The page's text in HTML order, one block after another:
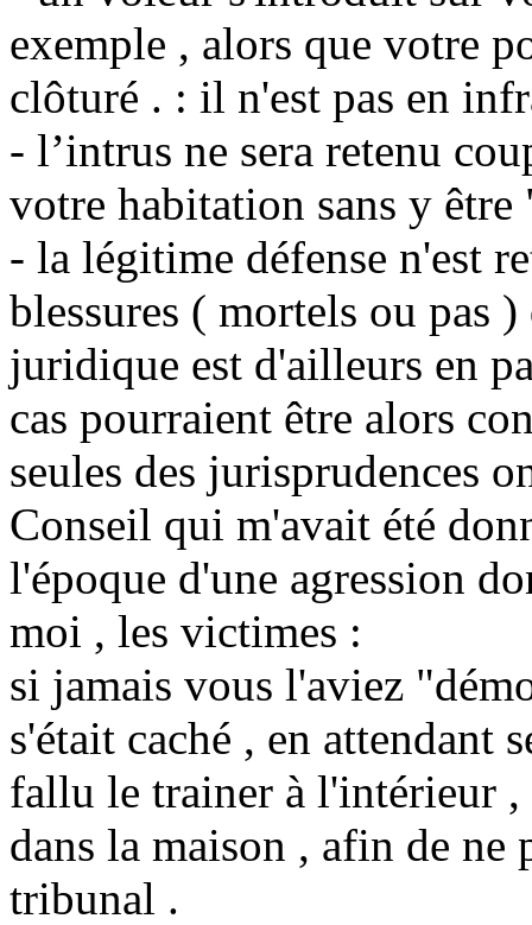
exemple , alors que votre
clôturé . : il n'est pas en
- l’intrus ne sera retenu
votre habitation sans y
- la légitime défense n'est
blessures ( mortels ou pas
juridique est d'ailleurs en
cas pourraient être alors
seules des jurisprudences
Conseil qui m'avait été
l'époque d'une agression
moi , les victimes :
si jamais vous l'aviez
s'était caché , en attendant
fallu le trainer à l'intérieur ,
dans la maison , afin de ne
tribunal .